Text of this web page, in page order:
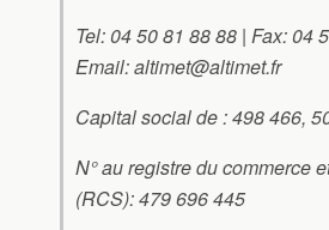
Tel: 04 50 81 88 88 | Fax: 04
Email: altimet@altimet.fr
Capital social de : 498 466,
N° au registre du commerce
(RCS): 479 696 445